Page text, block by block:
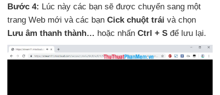
Bước 4: Lúc này các bạn sẽ được chuyển sang một
trang Web mới và các bạn Cick chuột trái và chọn
Lưu âm thanh thành… hoặc nhấn Ctrl + S để lưu lại.